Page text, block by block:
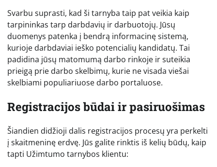
Svarbu suprasti, kad ši tarnyba taip pat veikia kaip
tarpininkas tarp darbdavių ir darbuotojų. Jūsų
duomenys patenka į bendrą informacinę sistemą,
kurioje darbdaviai ieško potencialių kandidatų. Tai
padidina jūsų matomumą darbo rinkoje ir suteikia
prieigą prie darbo skelbimų, kurie ne visada viešai
skelbiami populiariuose darbo portaluose.
Registracijos būdai ir pasiruošimas
Šiandien didžioji dalis registracijos procesų yra perkelti
į skaitmeninę erdvę. Jūs galite rinktis iš kelių būdų, kaip
tapti Užimtumo tarnybos klientu: